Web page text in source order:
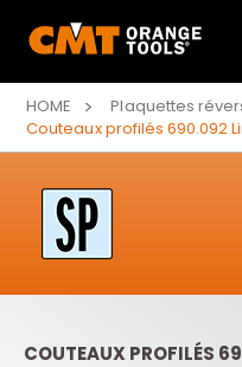
HOME
Plaquettes
Couteaux profilés 690.092
COUTEAUX PROFILÉS